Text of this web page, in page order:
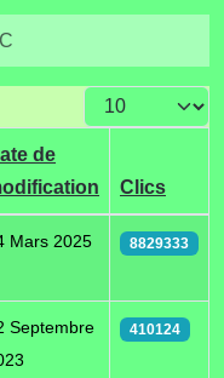
Afficher #
de
Clics
Mars 2025 8829333
Septembre
410124